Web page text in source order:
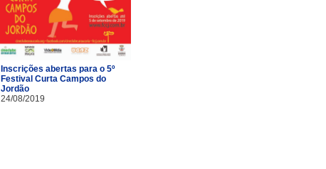
Inscrições abertas para o 5º
Festival Curta Campos do
Jordão
24/08/2019